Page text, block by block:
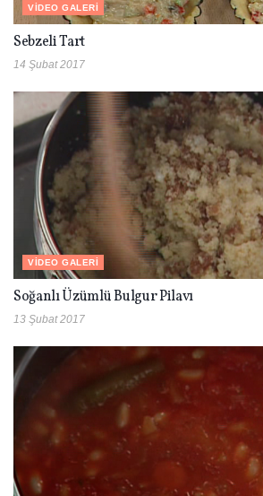
VIDEO GALERI
Sebzeli Tart
14 Şubat 2017
VIDEO GALERI
Soğanlı Üzümlü Bulgur Pilavı
13 Şubat 2017